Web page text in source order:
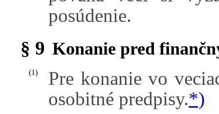
posúdenie.
§ 9 Konanie pred
(1)
Pre konanie vo
osobitné predpisy.*)